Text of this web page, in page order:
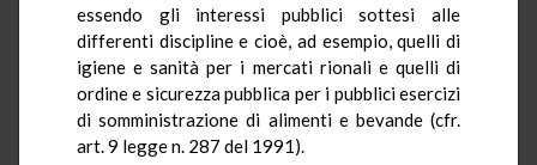
essendo gli interessi pubblici sottesi alle
differenti discipline e cioè, ad esempio, quelli di
igiene e sanità per i mercati rionali e quelli di
ordine e sicurezza pubblica per i pubblici esercizi
di somministrazione di alimenti e bevande (cfr.
art. 9 legge n. 287 del 1991).